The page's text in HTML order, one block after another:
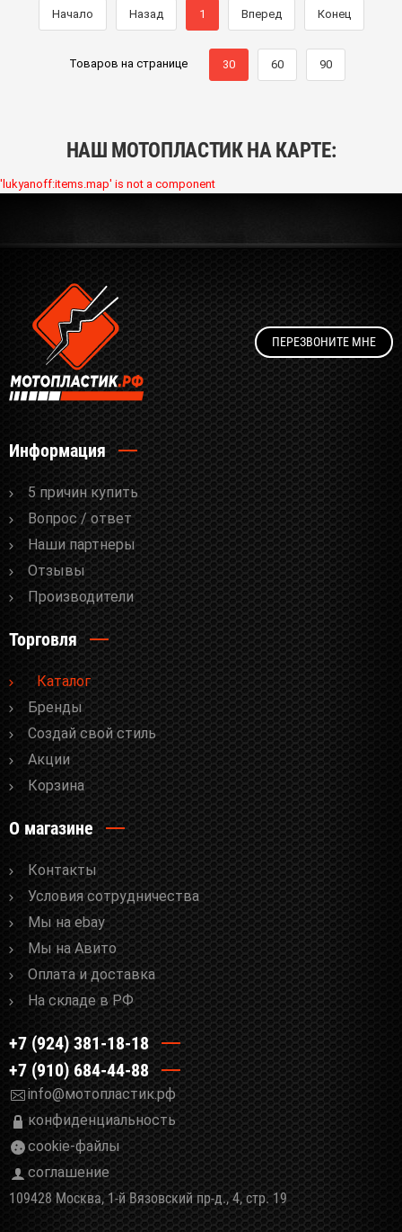
Начало Назад 1 Вперед Конец
Товаров на странице 30 60 90
НАШ МОТОПЛАСТИК НА КАРТЕ:
'lukyanoff:items.map' is not a component
ПЕРЕЗВОНИТЕ МНЕ
Информация
5 причин купить
Вопрос / ответ
Наши партнеры
Отзывы
Производители
Торговля
Каталог
Бренды
Cоздай свой стиль
Акции
Корзина
О магазине
Контакты
Условия сотрудничества
Мы на ebay
Мы на Авито
Оплата и доставка
На складе в РФ
+7 (924) 381-18-18
+7 (910) 684-44-88
info@мотопластик.рф
конфиденциальность
cookie-файлы
соглашение
109428 Москва, 1-й Вязовский пр-д., 4, стр. 19